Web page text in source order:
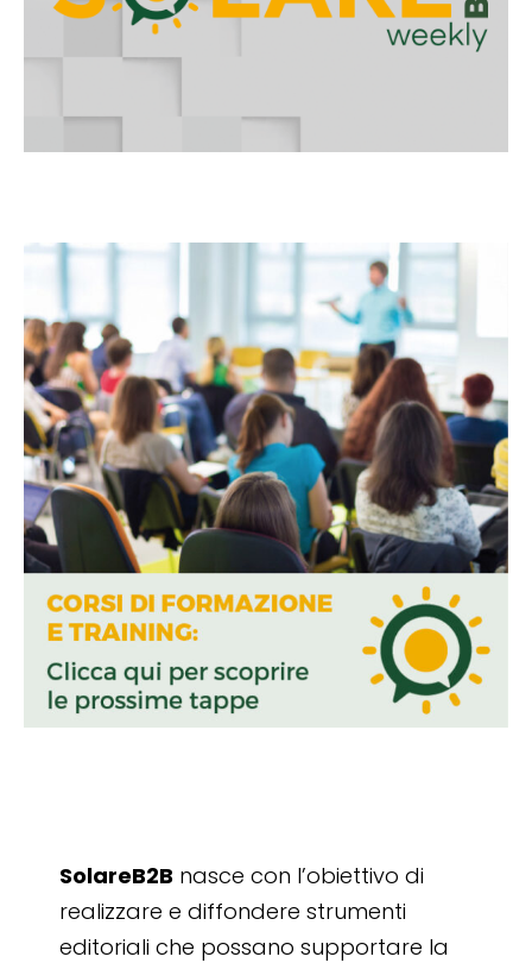
SolareB2B nasce con l’obiettivo di
realizzare e diffondere strumenti
editoriali che possano supportare la